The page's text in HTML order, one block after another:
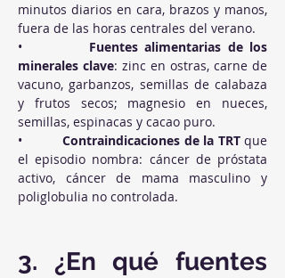
minutos diarios en cara, brazos y manos,
fuera de las horas centrales del verano.
• Fuentes alimentarias de los
minerales clave: zinc en ostras, carne de
vacuno, garbanzos, semillas de calabaza
y frutos secos; magnesio en nueces,
semillas, espinacas y cacao puro.
• Contraindicaciones de la TRT que
el episodio nombra: cáncer de próstata
activo, cáncer de mama masculino y
poliglobulia no controlada.
3. ¿En qué fuentes